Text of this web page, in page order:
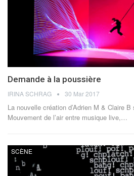
Demande à la poussière
IRINA SCHRAG 30 Mar 2017
La nouvelle création d’Adrien M & Claire
Mouvement de l’air entre musique live,…
SCÈNE